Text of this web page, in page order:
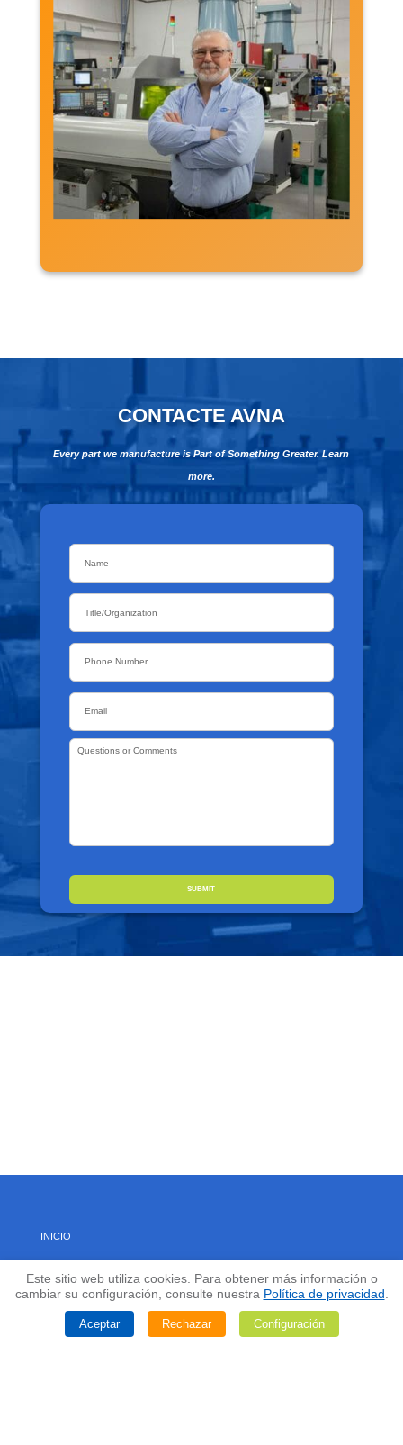
CONTACTE AVNA
Every part we manufacture is Part of Something Greater. Learn
more.
Name
Title/Organization
Phone
Email
Questions
or
INICIO
ACERCA DE NOSOTROS
CAPACIDADES
Este sitio web utiliza cookies. Para obtener más información o
cambiar su configuración, consulte nuestra Política de privacidad
Aceptar Rechazar Configuración